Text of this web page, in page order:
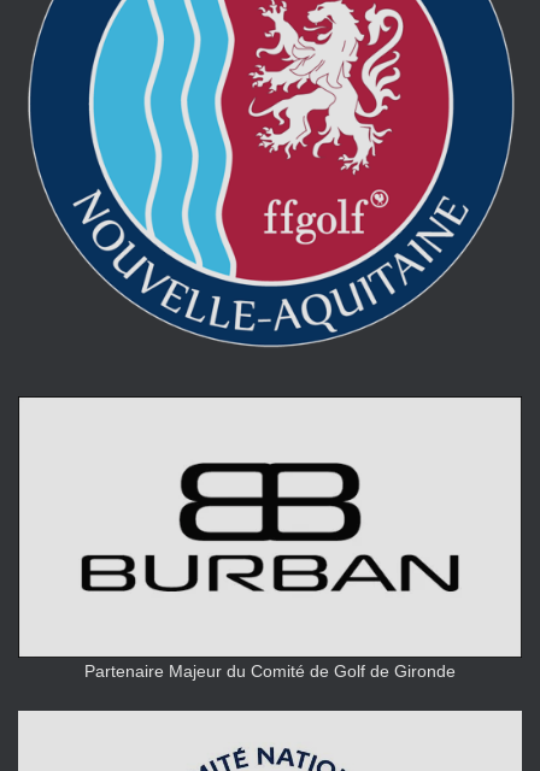
Partenaire Majeur du Comité de Golf de Gironde